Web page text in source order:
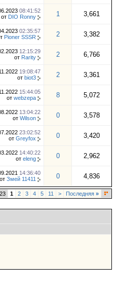
08:41:52
от DIO Ronny 1 3,661
02:35:57
Pioner SSSR 2 3,382
12:15:29
от Rarity 2 6,766
19:08:47
от biot3 2 3,361
15:44:05
от webzepa 8 5,072
13:04:22
от Wilson 0 3,578
23:02:52
от Greyfox 0 3,420
14:40:22
от eleng 0 2,962
14:36:40
от Змей 11411 0 4,836
1 2 3 4 5 11 > Последняя »